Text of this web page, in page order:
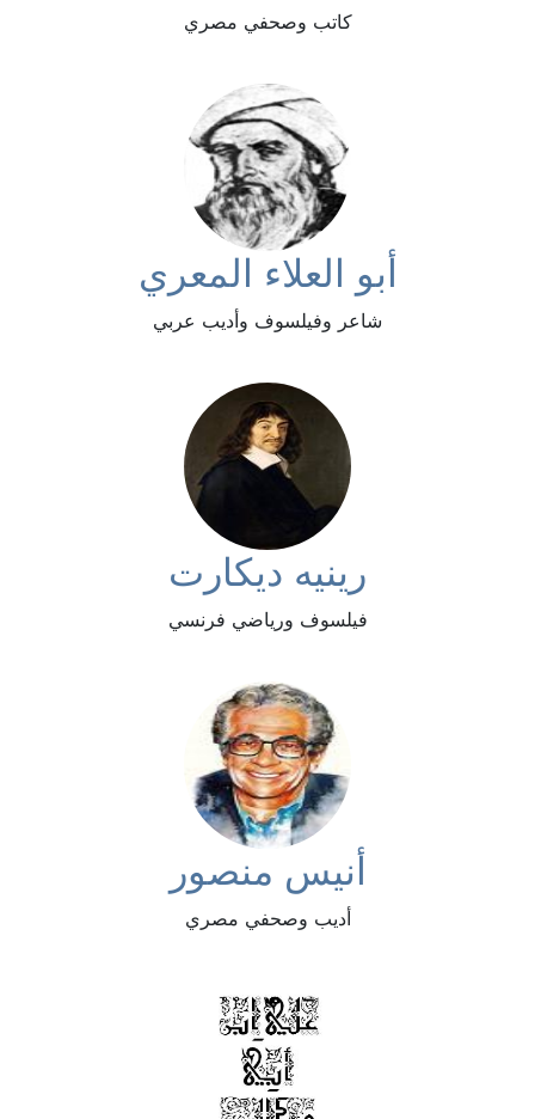
كاتب وصحفي مصري
أبو العلاء المعري
شاعر وفيلسوف وأديب عربي
رينيه ديكارت
فيلسوف ورياضي فرنسي
أنيس منصور
أديب وصحفي مصري